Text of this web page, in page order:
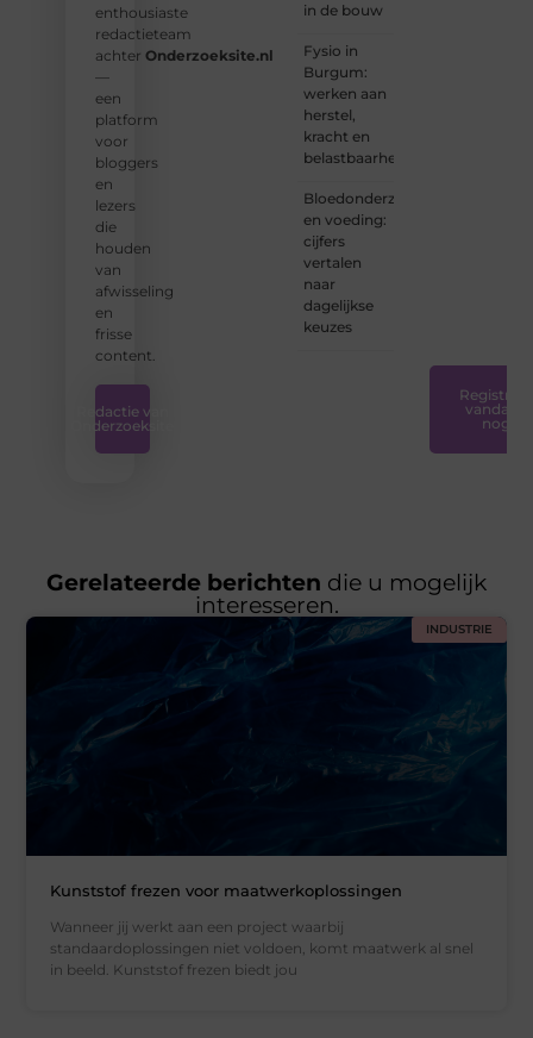
enthousiaste
redactieteam
achter Onderzoeksite.nl
—
een
platform
voor
bloggers
en
lezers
die
houden
van
afwisseling
en
frisse
content.
Redactie van
Onderzoeksite
in de bouw
Fysio in
Burgum:
werken aan
herstel,
kracht en
belastbaarheid
Bloedonderzoek
en voeding:
cijfers
vertalen
naar
dagelijkse
keuzes
Registreer
vandaag
nog
Gerelateerde berichten die u mogelijk
interesseren.
INDUSTRIE
Kunststof frezen voor maatwerkoplossingen
Wanneer jij werkt aan een project waarbij
standaardoplossingen niet voldoen, komt maatwerk al snel
in beeld. Kunststof frezen biedt jou